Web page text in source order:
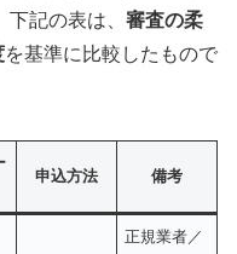
記の表は、 審査の柔
を基準に比較したもので
申込方法 備考
正規業者／